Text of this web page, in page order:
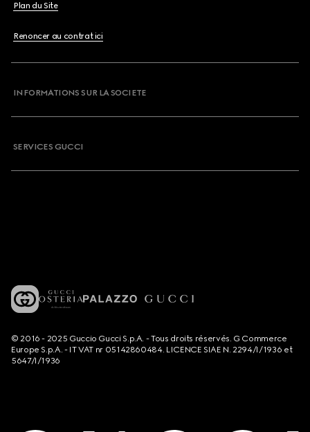
Plan du Site
Renoncer au contrat ici
INFORMATIONS SUR LA SOCIETE
SERVICES GUCCI
© 2016 - 2025 Guccio Gucci S.p.A. - Tous droits réservés. G Commerce
Europe S.p.A. - IT VAT nr 05142860484. LICENCE SIAE N. 2294/I/1936 et
5647/I/1936